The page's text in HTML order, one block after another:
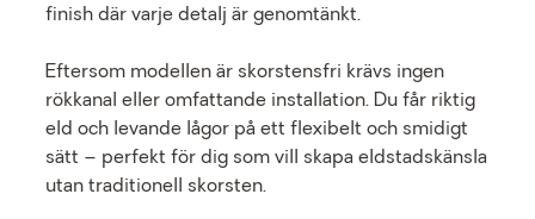
finish där varje detalj är genomtänkt.
Eftersom modellen är skorstensfri krävs ingen
rökkanal eller omfattande installation. Du får riktig
eld och levande lågor på ett flexibelt och smidigt
sätt – perfekt för dig som vill skapa eldstadskänsla
utan traditionell skorsten.